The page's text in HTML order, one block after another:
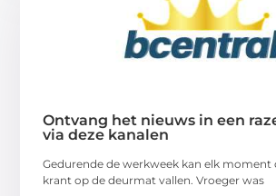
Ontvang het nieuws in een
via deze kanalen
Gedurende de werkweek kan elk moment
krant op de deurmat vallen. Vroeger was